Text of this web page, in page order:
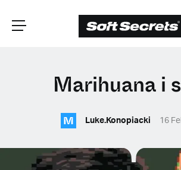
WYBIERZ
Dutch
Marihuana i
M Luke.Konopiacki 16